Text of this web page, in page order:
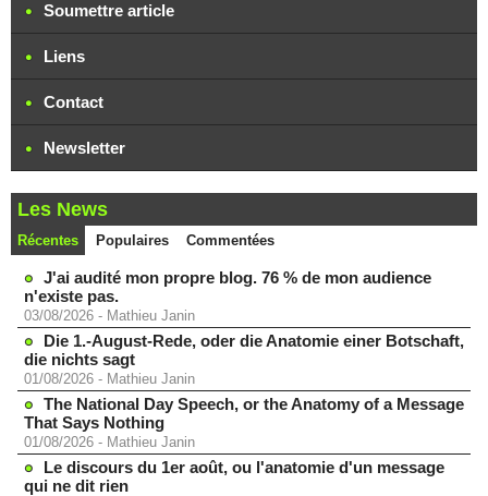
Soumettre article
Liens
Contact
Newsletter
Les News
Récentes Populaires Commentées
J'ai audité mon propre blog. 76 % de mon audience
n'existe pas.
03/08/2026 - Mathieu Janin
Die 1.-August-Rede, oder die Anatomie einer Botschaft,
die nichts sagt
01/08/2026 - Mathieu Janin
The National Day Speech, or the Anatomy of a Message
That Says Nothing
01/08/2026 - Mathieu Janin
Le discours du 1er août, ou l'anatomie d'un message
qui ne dit rien